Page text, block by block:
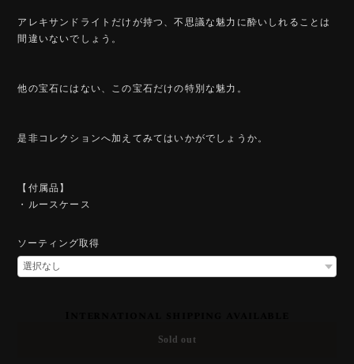
アレキサンドライトだけが持つ、不思議な魅力に酔いしれることは
間違いないでしょう。
他の宝石にはない、この宝石だけの特別な魅力。
是非コレクションへ加えてみてはいかがでしょうか。
【付属品】
・ルースケース
ソーティング取得
Sold out